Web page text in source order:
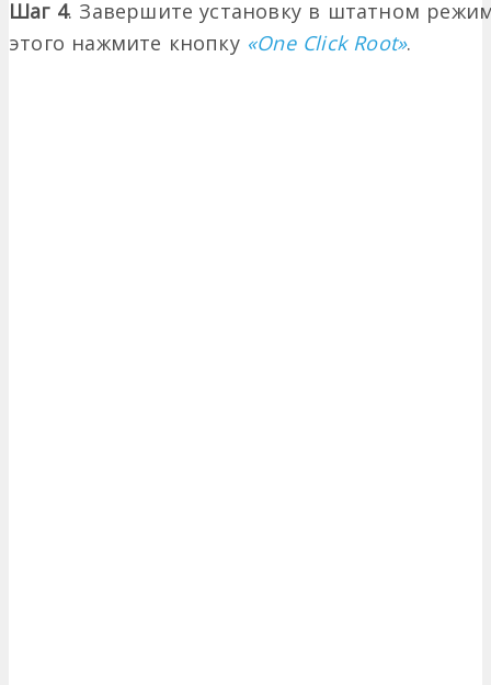
Шаг 4. Завершите установку в штатном
этого нажмите кнопку «One Click Root».